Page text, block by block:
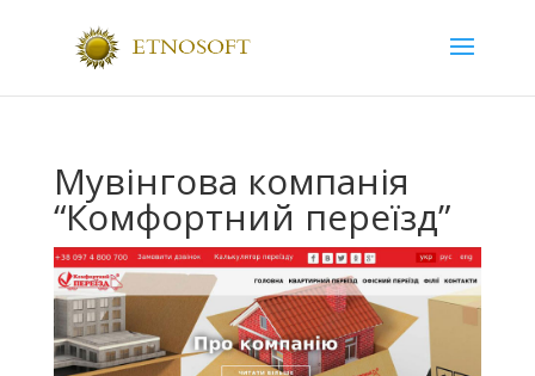
Мувінгова компанія
“Комфортний переїзд”